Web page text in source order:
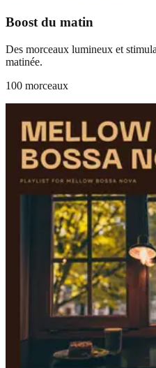
Boost du matin
Des morceaux lumineux et
matinée.
100 morceaux